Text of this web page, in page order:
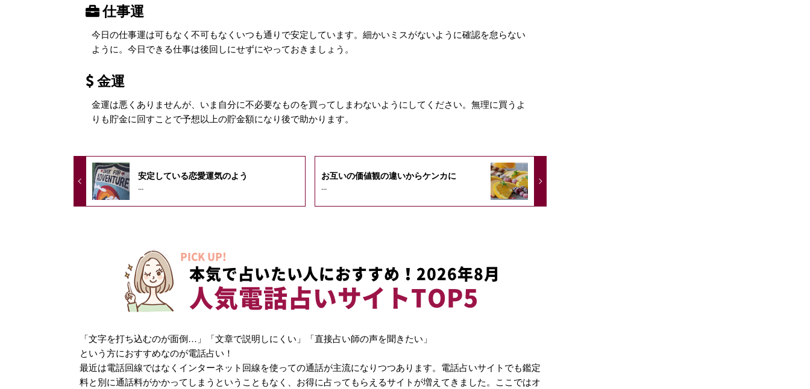
仕事運
今日の仕事運は可もなく不可もなくいつも通りで安定しています。細かいミスがないように確認を怠らない
ように。今日できる仕事は後回しにせずにやっておきましょう。
金運
金運は悪くありませんが、いま自分に不必要なものを買ってしまわないようにしてください。無理に買うよ
りも貯金に回すことで予想以上の貯金額になり後で助かります。
安定している恋愛運気のよう
...
お互いの価値観の違いからケンカに
...
PICK UP!
本気で占いたい人におすすめ！2026年8月
人気電話占いサイトTOP5
「文字を打ち込むのが面倒…」「文章で説明しにくい」「直接占い師の声を聞きたい」
という方におすすめなのが電話占い！
最近は電話回線ではなくインターネット回線を使っての通話が主流になりつつあります。電話占いサイトでも鑑定
料と別に通話料がかかってしまうということもなく、お得に占ってもらえるサイトが増えてきました。ここではオ